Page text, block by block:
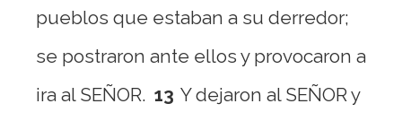
pueblos que estaban a su derredor;
se postraron ante ellos y provocaron a
ira al SEÑOR. 13 Y dejaron al SEÑOR y